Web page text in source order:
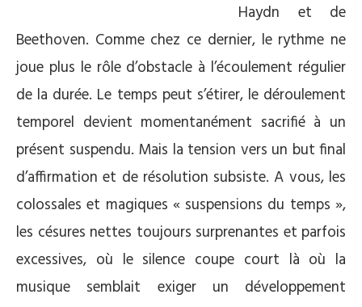
Haydn et de
Beethoven. Comme chez ce dernier, le rythme ne
joue plus le rôle d’obstacle à l’écoulement régulier
de la durée. Le temps peut s’étirer, le déroulement
temporel devient momentanément sacrifié à un
présent suspendu. Mais la tension vers un but final
d’affirmation et de résolution subsiste. A vous, les
colossales et magiques « suspensions du temps »,
les césures nettes toujours surprenantes et parfois
excessives, où le silence coupe court là où la
musique semblait exiger un développement